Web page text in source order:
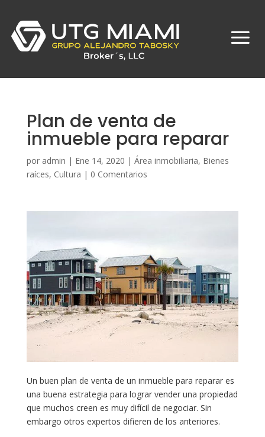
Plan de venta de
inmueble para reparar
por admin | Ene 14, 2020 | Área inmobiliaria, Bienes
raíces, Cultura | 0 Comentarios
Un buen plan de venta de un inmueble para reparar es
una buena estrategia para lograr vender una propiedad
que muchos creen es muy difícil de negociar. Sin
embargo otros expertos difieren de los anteriores.